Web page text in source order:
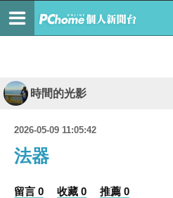
時間的光影
2026-05-09 11:05:42
法器
留言 0 收藏 0 推薦 0